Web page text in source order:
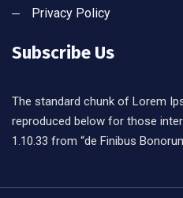
Privacy Policy
Subscribe Us
The standard chunk of Lorem
reproduced below for those
1.10.33 from “de Finibus